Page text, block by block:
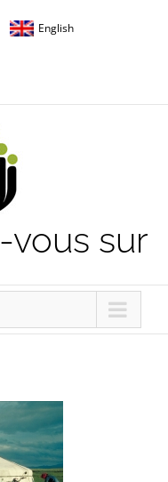
English
vous sur